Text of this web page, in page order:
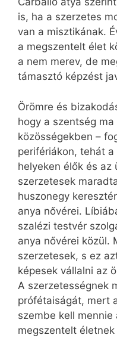
is, ha a szerzetes
van a misztikának.
a megszentelt élet
a nem merev, de
támasztó képzést
Örömre és
hogy a szentség
közösségekben –
perifériákon, tehát
helyeken élők és
szerzetesek
huszonegy
anya nővérei.
szalézi testvér
anya nővérei közül.
szerzetesek, s ez
képesek vállalni az
A szerzetességnek
prófétaiságát, mert
szembe kell
megszentelt